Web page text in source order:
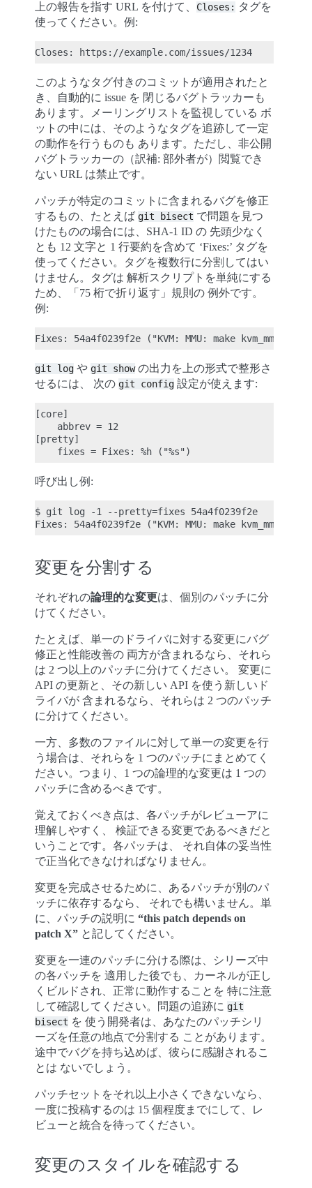
上の報告を指す URL を付けて、 Closes: タグを
使ってください。例:
このようなタグ付きのコミットが適用されたと
き、自動的に issue を 閉じるバグトラッカーも
あります。メーリングリストを監視している ボ
ットの中には、そのようなタグを追跡して一定
の動作を行うものも あります。ただし、非公開
バグトラッカーの（訳補: 部外者が）閲覧でき
ない URL は禁止です。
パッチが特定のコミットに含まれるバグを修正
するもの、たとえば git bisect で問題を見つ
けたものの場合には、SHA-1 ID の 先頭少なく
とも 12 文字と 1 行要約を含めて ‘Fixes:’ タグを
使ってください。タグを複数行に分割してはい
けません。タグは 解析スクリプトを単純にする
ため、「75 桁で折り返す」規則の 例外です。
例:
git log や git showの出力を上の形式で整形さ
せるには、 次の git config 設定が使えます:
[core]
    abbrev = 12
[pretty]
呼び出し例:
$ git log -1 --pretty=fixes 54a4f0239f2e
変更を分割する
それぞれの論理的な変更は、個別のパッチに分
けてください。
たとえば、単一のドライバに対する変更にバグ
修正と性能改善の 両方が含まれるなら、それら
は 2 つ以上のパッチに分けてください。 変更に
API の更新と、その新しい API を使う新しいド
ライバが 含まれるなら、それらは 2 つのパッチ
に分けてください。
一方、多数のファイルに対して単一の変更を行
う場合は、それらを 1 つのパッチにまとめてく
ださい。つまり、1 つの論理的な変更は 1 つの
パッチに含めるべきです。
覚えておくべき点は、各パッチがレビューアに
理解しやすく、 検証できる変更であるべきだと
いうことです。各パッチは、 それ自体の妥当性
で正当化できなければなりません。
変更を完成させるために、あるパッチが別のパ
ッチに依存するなら、 それでも構いません。単
に、パッチの説明に “this patch depends on
patch X” と記してください。
変更を一連のパッチに分ける際は、シリーズ中
の各パッチを 適用した後でも、カーネルが正し
くビルドされ、正常に動作することを 特に注意
して確認してください。問題の追跡に git
bisect を 使う開発者は、あなたのパッチシリ
ーズを任意の地点で分割する ことがあります。
途中でバグを持ち込めば、彼らに感謝されるこ
とは ないでしょう。
パッチセットをそれ以上小さくできないなら、
一度に投稿するのは 15 個程度までにして、レ
ビューと統合を待ってください。
変更のスタイルを確認する